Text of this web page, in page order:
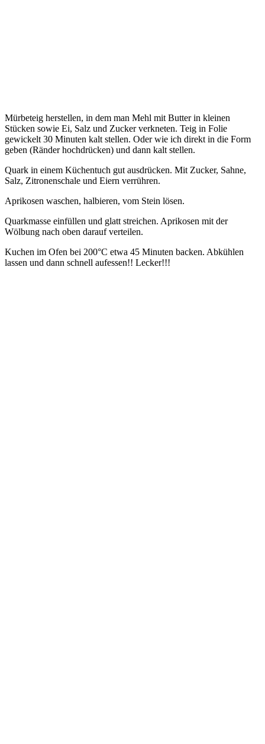
Mürbeteig herstellen, in dem man Mehl mit Butter in kleinen
Stücken sowie Ei, Salz und Zucker verkneten. Teig in Folie
gewickelt 30 Minuten kalt stellen. Oder wie ich direkt in die Form
geben (Ränder hochdrücken) und dann kalt stellen.
Quark in einem Küchentuch gut ausdrücken. Mit Zucker, Sahne,
Salz, Zitronenschale und Eiern verrühren.
Aprikosen waschen, halbieren, vom Stein lösen.
Quarkmasse einfüllen und glatt streichen. Aprikosen mit der
Wölbung nach oben darauf verteilen.
Kuchen im Ofen bei 200°C etwa 45 Minuten backen. Abkühlen
lassen und dann schnell aufessen!! Lecker!!!